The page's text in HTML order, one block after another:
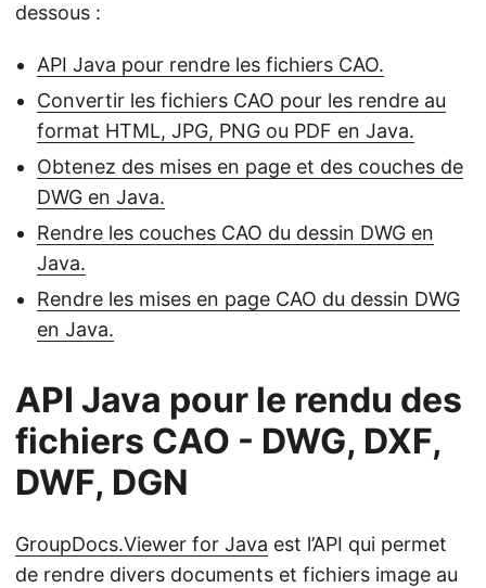
dessous :
API Java pour rendre les fichiers CAO.
Convertir les fichiers CAO pour les rendre au
format HTML, JPG, PNG ou PDF en Java.
Obtenez des mises en page et des couches de
DWG en Java.
Rendre les couches CAO du dessin DWG en
Java.
Rendre les mises en page CAO du dessin DWG
en Java.
API Java pour le rendu des
fichiers CAO - DWG, DXF,
DWF, DGN
GroupDocs.Viewer for Java est l’API qui permet
de rendre divers documents et fichiers image au